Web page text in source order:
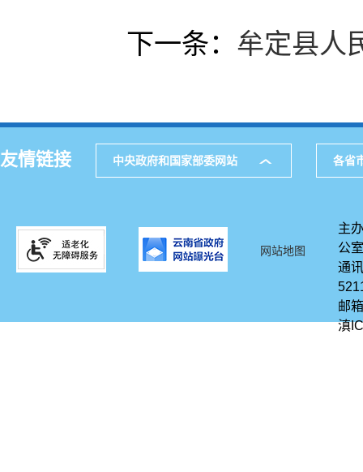
下一条： 牟定县人
友情链接 中央政府和国家部委网站 各省
网站地图
主
公室
通
邮
滇